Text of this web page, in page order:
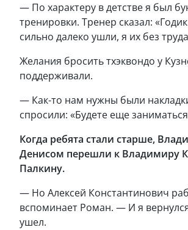
— По характеру в детстве я был
тренировки. Тренер сказал:
сильно далеко ушли, я их без
Желания бросить тхэквондо у
поддерживали.
— Как-то нам нужны были
спросили: «Будете еще
Когда ребята стали старше,
Денисом перешли к Владимиру
Палкину.
— Но Алексей Константинович
вспоминает Роман. — И я
ушел.